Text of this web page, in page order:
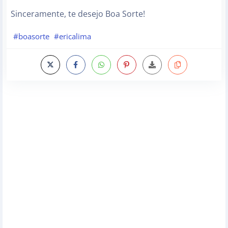
Sinceramente, te desejo Boa Sorte!
#boasorte #ericalima